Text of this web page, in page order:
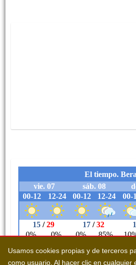
Usamos cookies propias y de terceros
como usuario. Al hacer clic en cualquier